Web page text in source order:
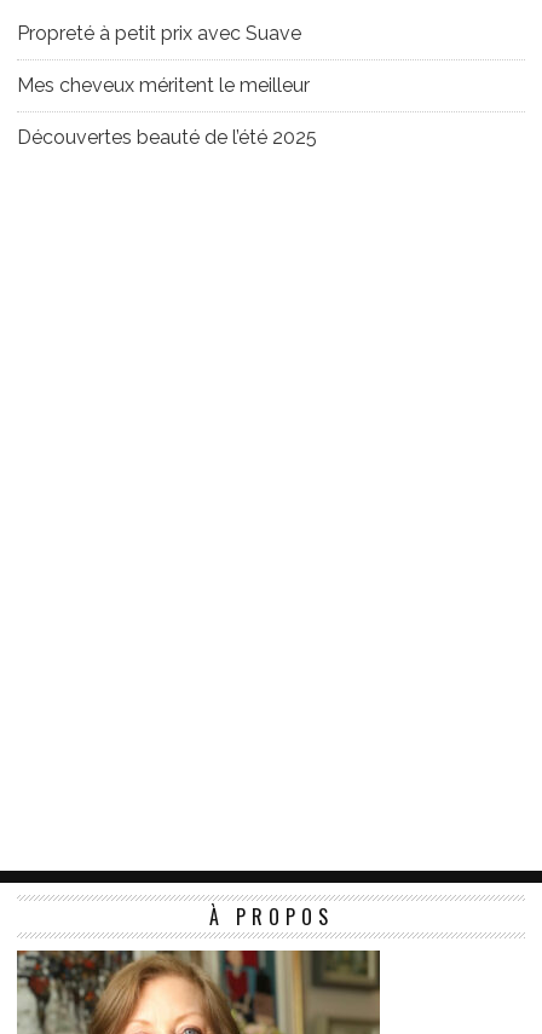
Propreté à petit prix avec Suave
Mes cheveux méritent le meilleur
Découvertes beauté de l’été 2025
À PROPOS